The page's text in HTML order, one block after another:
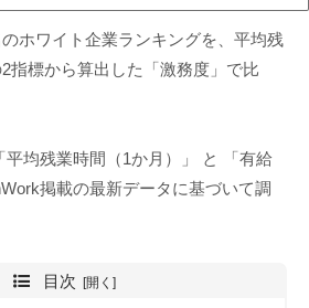
のホワイト企業ランキングを、平均残
指標から算出した「激務度」で比
平均残業時間（1か月）」 と 「有給
掲載の最新データに基づいて調
目次